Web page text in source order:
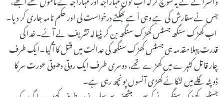
جس نے سفارش کی ہے وہی اْسے بھگتے درخواست لی اور حکم نامہ جاری کر دیا۔
اب کھڑک سنگھ جسٹس کھڑک سنگھ بن کر پٹیالہ تشریف لے آئے۔خدا کی
قدرت پہلا مقدمہ ہی جسٹس کھڑک سنگھ کی عدالت میں قتل کا آگیا۔ایک طرف
چار قاتل کٹہرے میں کھڑے تھے، دوسری طرف ایک روتی دھوتی عورت سر کا
ڈوپٹہ گلے میں لٹکائے کھڑی آنسوں پونچھ رہی ہے۔